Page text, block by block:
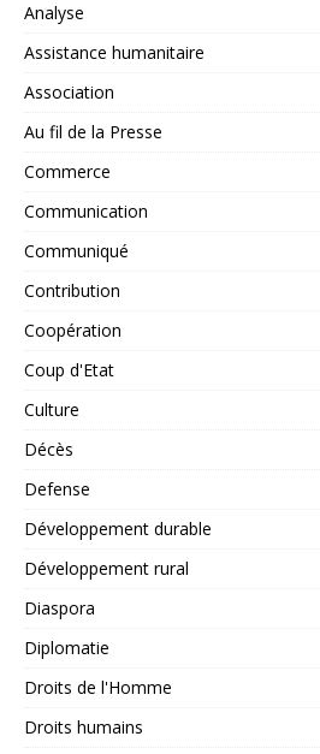
Analyse
Assistance humanitaire
Association
Au fil de la Presse
Commerce
Communication
Communiqué
Contribution
Coopération
Coup d'Etat
Culture
Décès
Defense
Développement durable
Développement rural
Diaspora
Diplomatie
Droits de l'Homme
Droits humains